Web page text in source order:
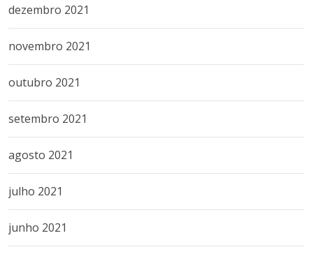
dezembro 2021
novembro 2021
outubro 2021
setembro 2021
agosto 2021
julho 2021
junho 2021